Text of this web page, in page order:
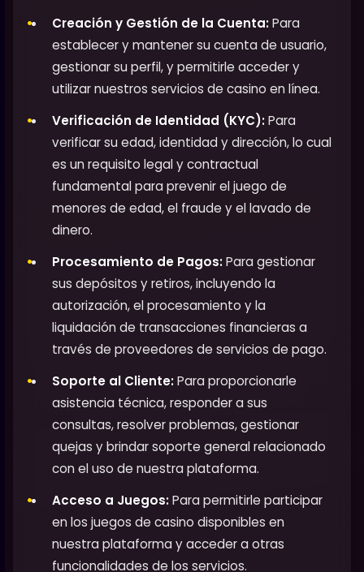
Creación y Gestión de la Cuenta:Para
establecer y mantener su cuenta de usuario,
gestionar su perfil, y permitirle acceder y
utilizar nuestros servicios de casino en línea.
Verificación de Identidad (KYC):Para
verificar su edad, identidad y dirección, lo cual
es un requisito legal y contractual
fundamental para prevenir el juego de
menores de edad, el fraude y el lavado de
dinero.
Procesamiento de Pagos:Para gestionar
sus depósitos y retiros, incluyendo la
autorización, el procesamiento y la
liquidación de transacciones financieras a
través de proveedores de servicios de pago.
Soporte al Cliente:Para proporcionarle
asistencia técnica, responder a sus
consultas, resolver problemas, gestionar
quejas y brindar soporte general relacionado
con el uso de nuestra plataforma.
Acceso a Juegos:Para permitirle participar
en los juegos de casino disponibles en
nuestra plataforma y acceder a otras
funcionalidades de los servicios.